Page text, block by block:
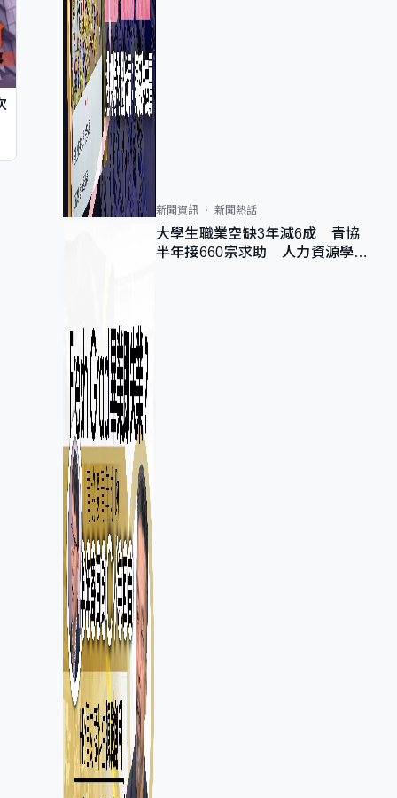
新聞資訊 新聞熱話
大學生職業空缺3年減6成 青協
半年接660宗求助 人力資源學